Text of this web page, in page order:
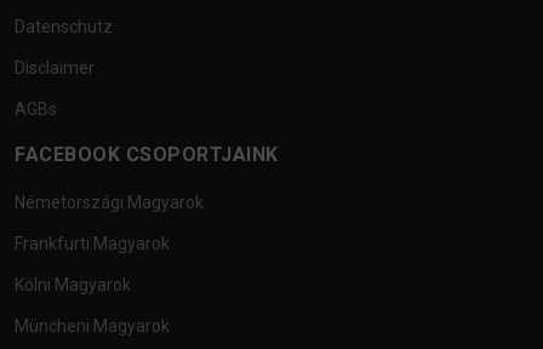
Datenschutz
Disclaimer
AGBs
FACEBOOK CSOPORTJAINK
Németországi Magyarok
Frankfurti Magyarok
Kölni Magyarok
Müncheni Magyarok